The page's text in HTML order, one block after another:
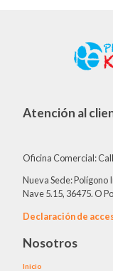
Atención al
Oficina Comercial:
Nueva Sede:
Nave 5.15, 36475. O
Declaración de
Nosotros
Inicio